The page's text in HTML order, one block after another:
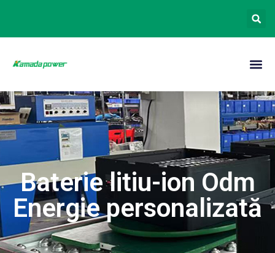
Baterie litiu-ion Odm
Energie personalizată